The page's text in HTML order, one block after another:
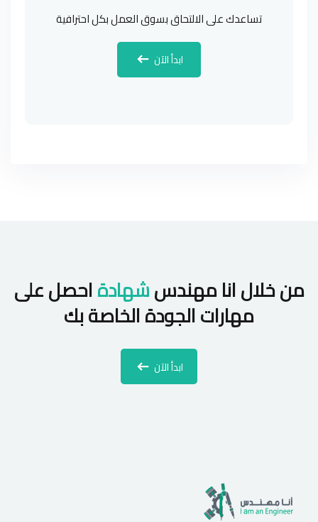
تساعدك على الالتحاق بسوق العمل بكل احترافية
ابدأ الآن
من خلال انا مهندسشهادةاحصل على
مهارات الجودة الخاصة بك
ابدأ الآن